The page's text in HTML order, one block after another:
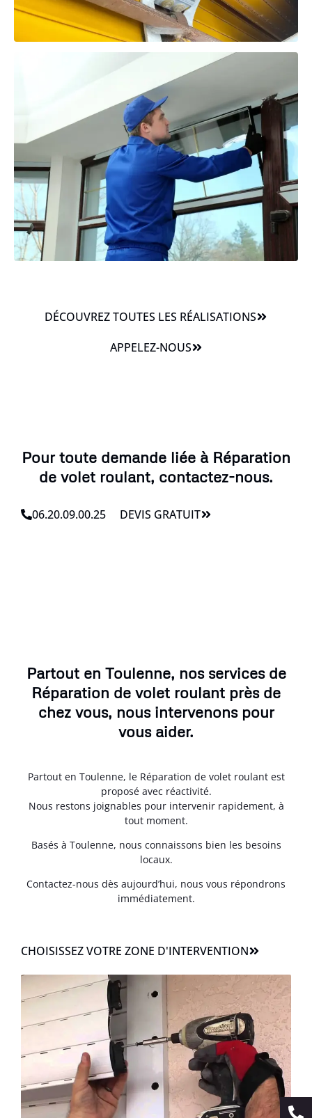
DÉCOUVREZ TOUTES LES RÉALISATIONS
APPELEZ-NOUS
Pour toute demande liée à Réparation
de volet roulant, contactez-nous.
06.20.09.00.25 DEVIS GRATUIT
Partout en Toulenne, nos services de
Réparation de volet roulant près de
chez vous, nous intervenons pour
vous aider.
Partout en Toulenne, le Réparation de volet roulant est
proposé avec réactivité.
Nous restons joignables pour intervenir rapidement, à
tout moment.
Basés à Toulenne, nous connaissons bien les besoins
locaux.
Contactez-nous dès aujourd’hui, nous vous répondrons
immédiatement.
CHOISISSEZ VOTRE ZONE D'INTERVENTION